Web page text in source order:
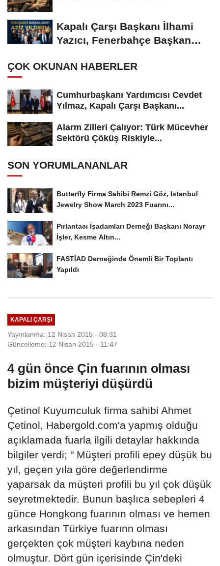
Kapalı Çarşı Başkanı İlhami
Yazıcı, Fenerbahçe Başkan
ÇOK OKUNAN HABERLER
Cumhurbaşkanı Yardımcısı Cevdet
Yılmaz, Kapalı Çarşı Başkanı...
Alarm Zilleri Çalıyor: Türk Mücevher
Sektörü Çöküş Riskiyle...
SON YORUMLANANLAR
Butterfly Firma Sahibi Remzi Göz, Istanbul
Jewelry Show March 2023 Fuarını...
Pırlantacı İşadamları Derneği Başkanı Norayr
İşler, Kesme Altın...
FASTİAD Derneğinde Önemli Bir Toplantı
Yapıldı
KAPALI ÇARŞI
Yayınlanma: 12 Nisan 2015 - 08:31
Güncelleme: 12 Nisan 2015 - 11:47
4 gün önce Çin fuarının olması
bizim müşteriyi düşürdü
Çetinol Kuyumculuk firma sahibi Ahmet
Çetinol, Habergold.com'a yapmış olduğu
açıklamada fuarla ilgili detaylar hakkında
bilgiler verdi; " Müşteri profili epey düşük bu
yıl, geçen yıla göre değerlendirme
yaparsak da müşteri profili bu yıl çok düşük
seyretmektedir. Bunun başlıca sebepleri 4
günce Hongkong fuarının olması ve hemen
arkasından Türkiye fuarınn olması
gerçekten çok müşteri kaybına neden
olmuştur. Dört gün içerisinde Çin'deki